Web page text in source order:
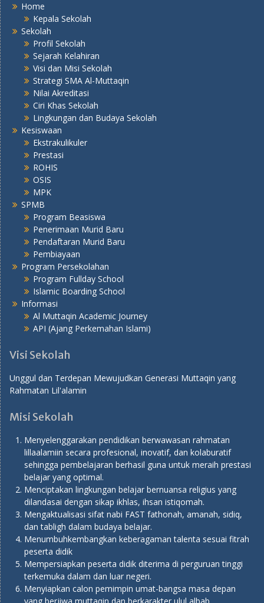
Home
Kepala Sekolah
Sekolah
Profil Sekolah
Sejarah Kelahiran
Visi dan Misi Sekolah
Strategi SMA Al-Muttaqin
Nilai Akreditasi
Ciri Khas Sekolah
Lingkungan dan Budaya Sekolah
Kesiswaan
Ekstrakulikuler
Prestasi
ROHIS
OSIS
MPK
SPMB
Program Beasiswa
Penerimaan Murid Baru
Pendaftaran Murid Baru
Pembiayaan
Program Persekolahan
Program Fullday School
Islamic Boarding School
Informasi
Al Muttaqin Academic Journey
API (Ajang Perkemahan Islami)
Visi Sekolah
Unggul dan Terdepan Mewujudkan Generasi Muttaqin yang
Rahmatan Lil'alamin
Misi Sekolah
Menyelenggarakan pendidikan berwawasan rahmatan
lillaalamiin secara profesional, inovatif, dan kolaburatif
sehingga pembelajaran berhasil guna untuk meraih prestasi
belajar yang optimal.
Menciptakan lingkungan belajar bernuansa religius yang
dilandasai dengan sikap ikhlas, ihsan istiqomah.
Mengaktualisasi sifat nabi FAST fathonah, amanah, sidiq,
dan tabligh dalam budaya belajar.
Menumbuhkembangkan keberagaman talenta sesuai fitrah
peserta didik
Mempersiapkan peserta didik diterima di perguruan tinggi
terkemuka dalam dan luar negeri.
Menyiapkan calon pemimpin umat-bangsa masa depan